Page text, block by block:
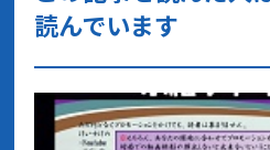
読んでいます